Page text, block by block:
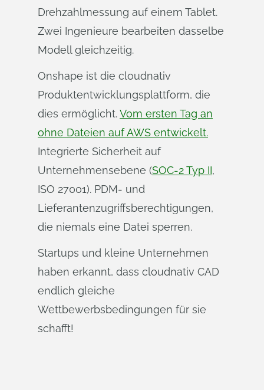
Drehzahlmessung auf einem Tablet.
Zwei Ingenieure bearbeiten dasselbe
Modell gleichzeitig.
Onshape ist die cloudnativ
Produktentwicklungsplattform, die
dies ermöglicht.Vom ersten Tag an
ohne Dateien auf AWS entwickelt.
Integrierte Sicherheit auf
Unternehmensebene (SOC-2 Typ II,
ISO 27001). PDM- und
Lieferantenzugriffsberechtigungen,
die niemals eine Datei sperren.
Startups und kleine Unternehmen
haben erkannt, dass cloudnativ CAD
endlich gleiche
Wettbewerbsbedingungen für sie
schafft!